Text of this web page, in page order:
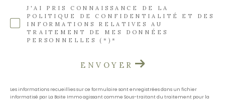
J'AI PRIS CONNAISSANCE DE LA
POLITIQUE DE CONFIDENTIALITÉ ET DES
INFORMATIONS RELATIVES AU
TRAITEMENT DE MES DONNÉES
PERSONNELLES (*)*
ENVOYER
Les informations recueillies sur ce formulaire sont enregistrées dans un fichier
informatisé par La Boite Immo agissant comme Sous-traitant du traitement pour la